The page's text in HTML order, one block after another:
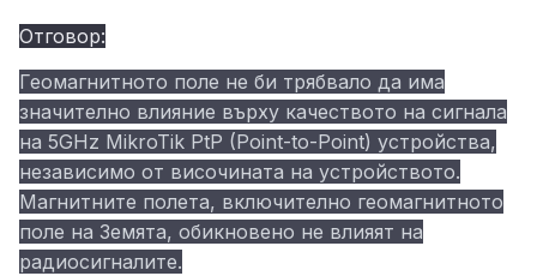
Отговор:
Геомагнитното поле не би трябвало да има
значително влияние върху качеството на сигнала
на 5GHz MikroTik PtP (Point-to-Point) устройства,
независимо от височината на устройството.
Магнитните полета, включително геомагнитното
поле на Земята, обикновено не влияят на
радиосигналите.